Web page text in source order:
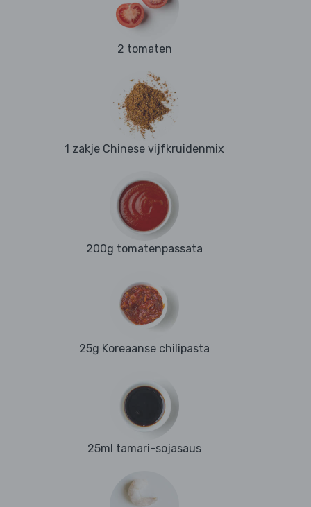
2 tomaten
1 zakje Chinese vijfkruidenmix
200g tomatenpassata
25g Koreaanse chilipasta
25ml tamari-sojasaus